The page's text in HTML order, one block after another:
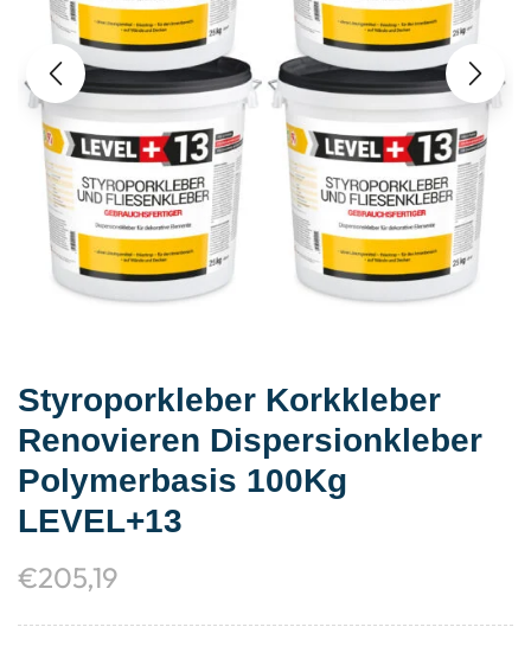
Styroporkleber Korkkleber
Renovieren Dispersionkleber
Polymerbasis 100Kg
LEVEL+13
€205,19